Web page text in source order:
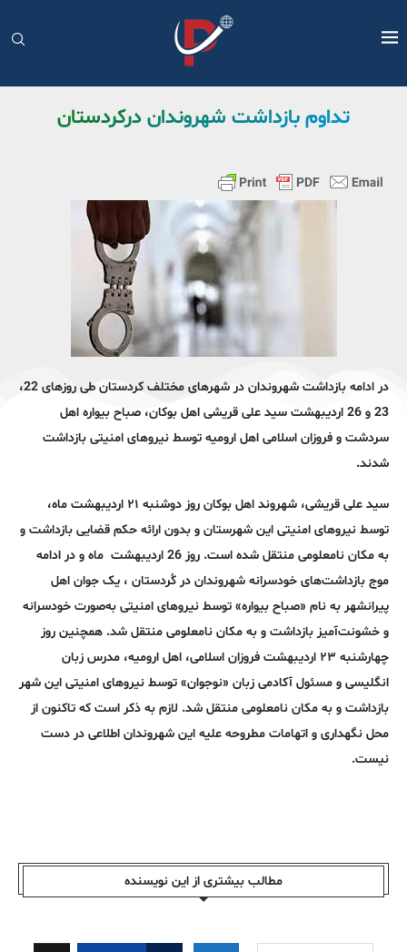
تداوم بازداشت شهروندان درکردستان
در ادامه بازداشت شهروندان در شهرهای مختلف کردستان طی روزهای 22،
23 و 26 اردیبهشت سید علی قریشی اهل بوکان، صباح بیواره اهل
سردشت و فروزان اسلامی اهل ارومیه توسط نیروهای امنیتی بازداشت
شدند.
سید علی قریشی، شهروند اهل بوکان روز دوشنبه ۲۱ اردیبهشت ماه،
توسط نیروهای امنیتی این شهرستان و بدون ارائه حکم قضایی بازداشت و
به مکان نامعلومی منتقل شده است. روز 26 اردیبهشت ماه و در ادامه
موج بازداشت‌های خودسرانه شهروندان در کُردستان ، یک جوان اهل
پیرانشهر به نام «صباح بیواره» توسط نیروهای امنیتی به‌صورت خودسرانه
و خشونت‌آمیز بازداشت و به مکان نامعلومی منتقل شد. همچنین روز
چهارشنبه ٢٣ اردیبهشت فروزان اسلامی، اهل ارومیه، مدرس زبان
انگلیسی و مسئول آکادمی زبان «نوجوان» توسط نیروهای امنیتی این شهر
بازداشت و به مکان نامعلومی منتقل شد. لازم به ذکر است که تاکنون از
محل نگهداری و اتهامات مطروحه علیه این شهروندان اطلاعی در دست
نیست.
مطالب بیشتری از این نویسندە